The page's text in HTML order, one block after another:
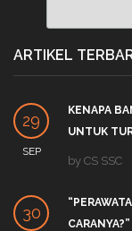
ARTIKEL
29
SEP
KENAPA
UNTUK
by CS SSC
30
CARANYA?”